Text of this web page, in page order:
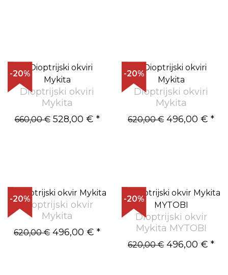
-20%
Dioptrijski okviri
Mykita
660,00 €528,00 € *
-20%
Dioptrijski okviri
Mykita
620,00 € 496,00 € *
-20%
Dioptrijski okvir
Mykita
620,00 € 496,00 € *
-20%
Dioptrijski okvir
Mykita MYTOBI
620,00 € 496,00 € *